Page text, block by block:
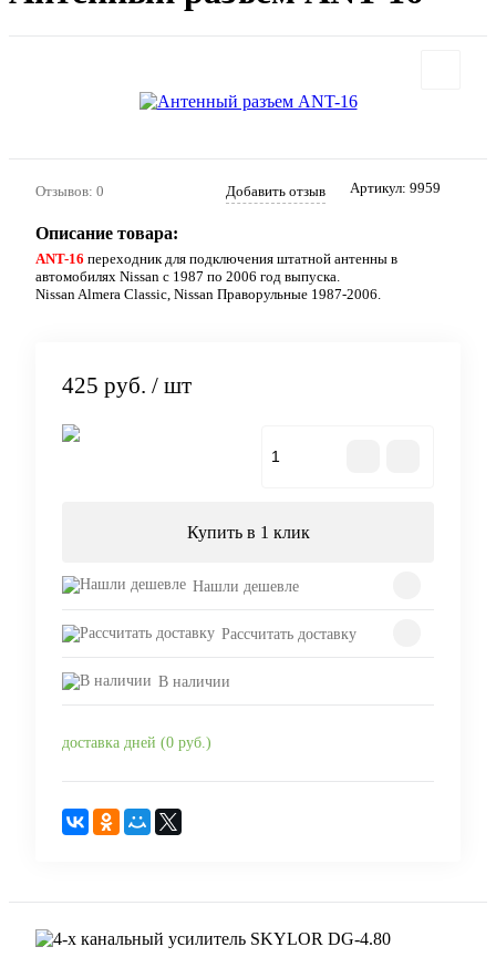
Отзывов: 0 Добавить отзыв Артикул: 9959
Описание товара:
ANT-16 переходник для подключения штатной антенны в
автомобилях Nissan с 1987 по 2006 год выпуска.
Nissan Almera Classic, Nissan Праворульные 1987-2006.
425 руб. / шт
Купить в 1 клик
Нашли дешевле
Рассчитать доставку
В наличии
доставка дней (0 руб.)